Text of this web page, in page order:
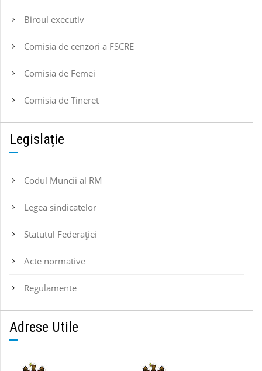
Biroul executiv
Comisia de cenzori a FSCRE
Comisia de Femei
Comisia de Tineret
Legislație
Codul Muncii al RM
Legea sindicatelor
Statutul Federaţiei
Acte normative
Regulamente
Adrese Utile